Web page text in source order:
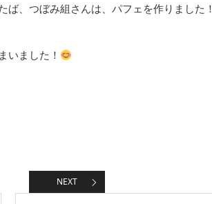
、つぼみ組さんは、パフェを作りました！
いました！
NEXT